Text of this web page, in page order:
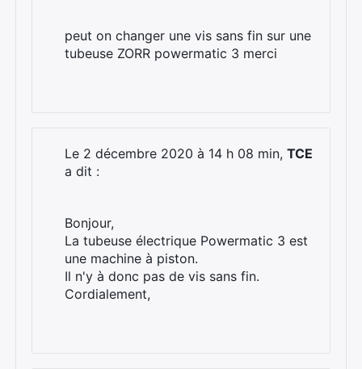
peut on changer une vis sans fin sur une
tubeuse ZORR powermatic 3 merci
Le 2 décembre 2020 à 14 h 08 min, TCE
a dit :
Bonjour,
La tubeuse électrique Powermatic 3 est
une machine à piston.
Il n'y à donc pas de vis sans fin.
Cordialement,